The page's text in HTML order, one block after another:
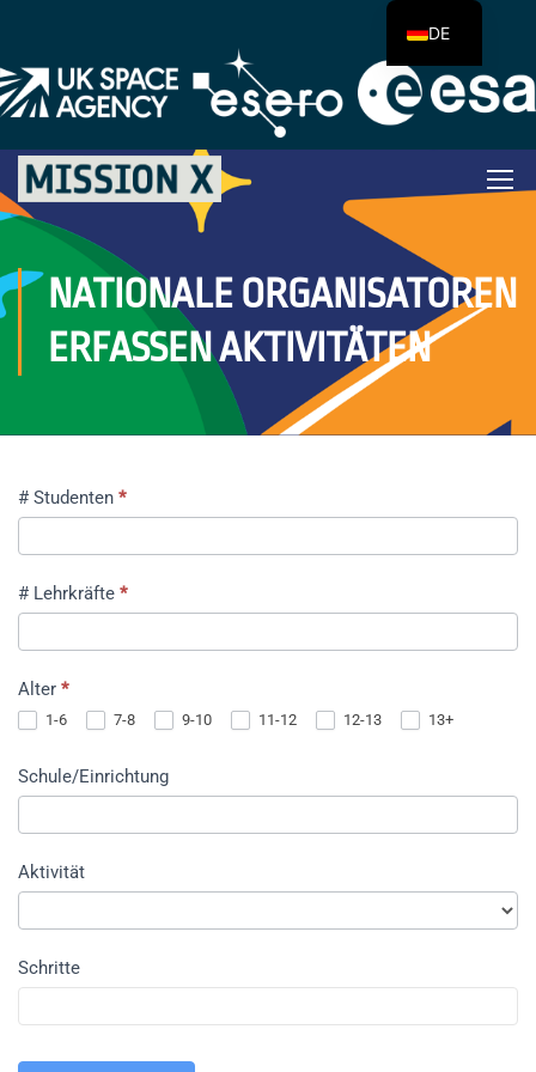
NATIONALE ORGANISATOREN
ERFASSEN AKTIVITÄTEN
Massen-
Upload
von
Aktivitäten
# Studenten *
# Lehrkräfte *
Alter *
1-6 7-8 9-10 11-12 12-13 13+
Schule/Einrichtung
Aktivität
Schritte
DE